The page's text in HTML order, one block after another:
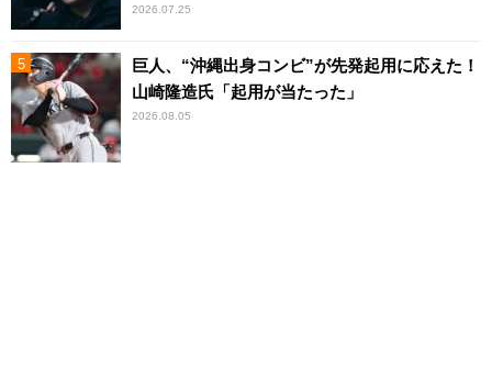
2026.07.25
巨人、“沖縄出身コンビ”が先発起用に応えた！
山崎隆造氏「起用が当たった」
2026.08.05